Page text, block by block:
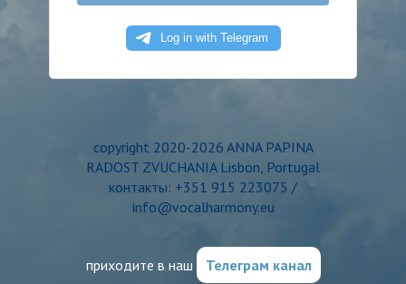
copyright 2020-2026 ANNA PAPINA
RADOST ZVUCHANIA Lisbon, Portugal
контакты: +351 915 223075 /
info@vocalharmony.eu
приходите в наш Телеграм канал